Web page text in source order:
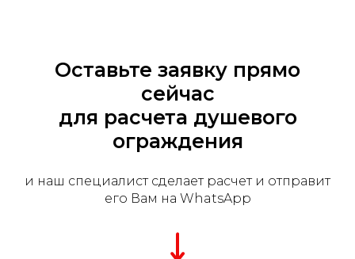
Оставьте заявку прямо
сейчас
для расчета душевого
ограждения
и наш специалист сделает расчет и отправит
его Вам на WhatsApp